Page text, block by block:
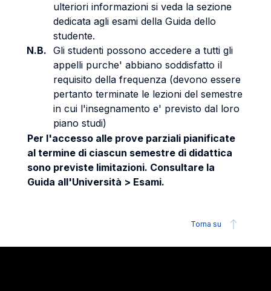
ulteriori informazioni si veda la sezione
dedicata agli esami della Guida dello
studente.
N.B. Gli studenti possono accedere a tutti gli
appelli purche' abbiano soddisfatto il
requisito della frequenza (devono essere
pertanto terminate le lezioni del semestre
in cui l'insegnamento e' previsto dal loro
piano studi)
Per l'accesso alle prove parziali pianificate
al termine di ciascun semestre di didattica
sono previste limitazioni. Consultare la
Guida all'Università > Esami.
Torna su